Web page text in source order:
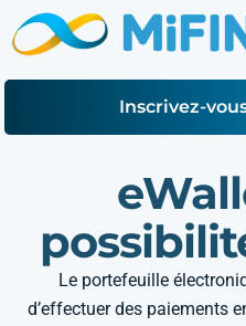
Inscrivez-
Le portefeuille
d’effectuer des paiements